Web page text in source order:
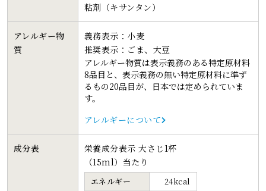
粘剤（キサンタン）
アレルギー物
質
義務表示：小麦
推奨表示：ごま、大豆
アレルギー物質は表示義務のある特定原材料
8品目と、表示義務の無い特定原材料に準ず
るもの20品目が、日本では定められていま
す。
アレルギーについて
成分表
栄養成分表示 大さじ1杯
（15ml）当たり
エネルギー
24kcal